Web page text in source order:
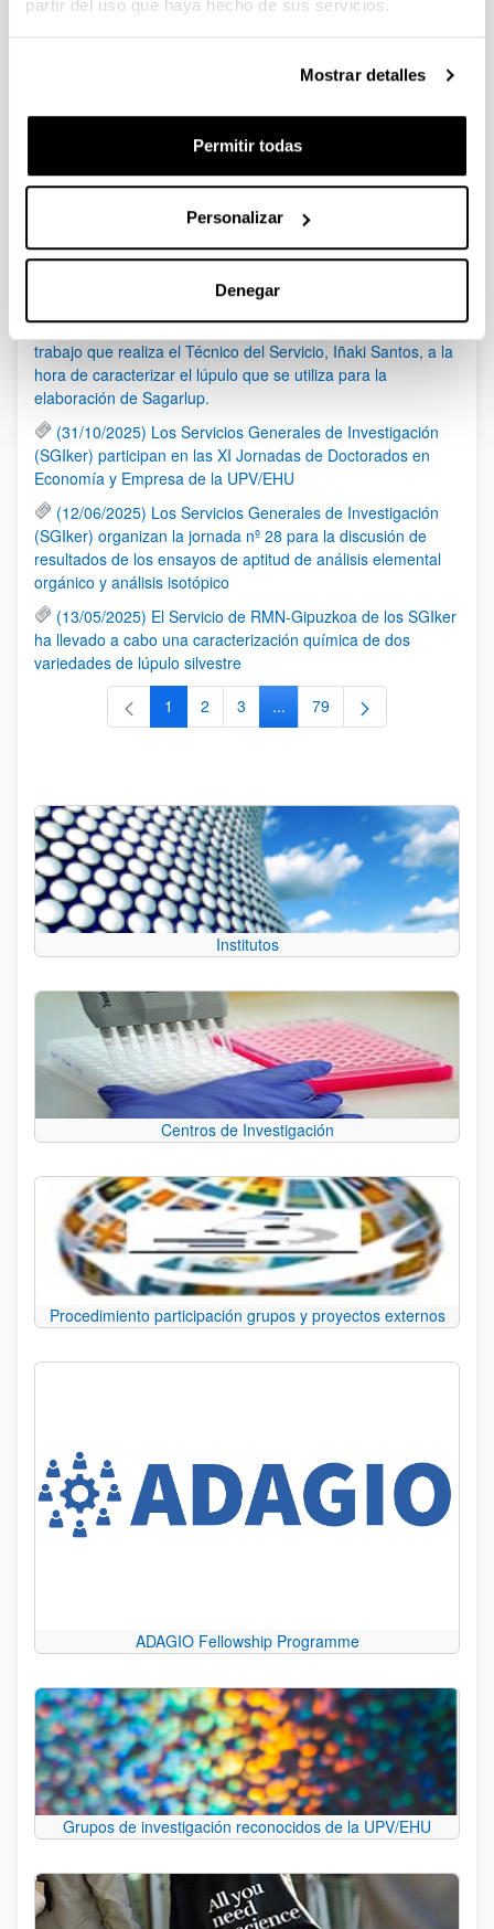
partir del uso que haya hecho de sus servicios.
Mostrar detalles
Permitir todas
Personalizar
Denegar
1 ... 93 94 95
Noticias
(21/05/2026) Los Servicios Generales de Investigación
(SGIker) organizan una sesión sobre el uso responsable de
(17/03/2026) El programa de ETB Tecnólopis dedica un
espacio al Servicio de RMN de Gipuzkoa en el que relata el
trabajo que realiza el Técnico del Servicio, Iñaki Santos, a la
hora de caracterizar el lúpulo que se utiliza para la
elaboración de Sagarlup.
(31/10/2025) Los Servicios Generales de Investigación
(SGIker) participan en las XI Jornadas de Doctorados en
Economía y Empresa de la UPV/EHU
(12/06/2025) Los Servicios Generales de Investigación
(SGIker) organizan la jornada nº 28 para la discusión de
resultados de los ensayos de aptitud de análisis elemental
orgánico y análisis isotópico
(13/05/2025) El Servicio de RMN-Gipuzkoa de los SGIker
ha llevado a cabo una caracterización química de dos
variedades de lúpulo silvestre
Página
1 Página
2 Página
3 ...Páginas intermedias Use TAB
Página
79
Institutos
Centros de Investigación
Procedimiento participación grupos y proyectos externos
ADAGIO Fellowship Programme
Grupos de investigación reconocidos de la UPV/EHU